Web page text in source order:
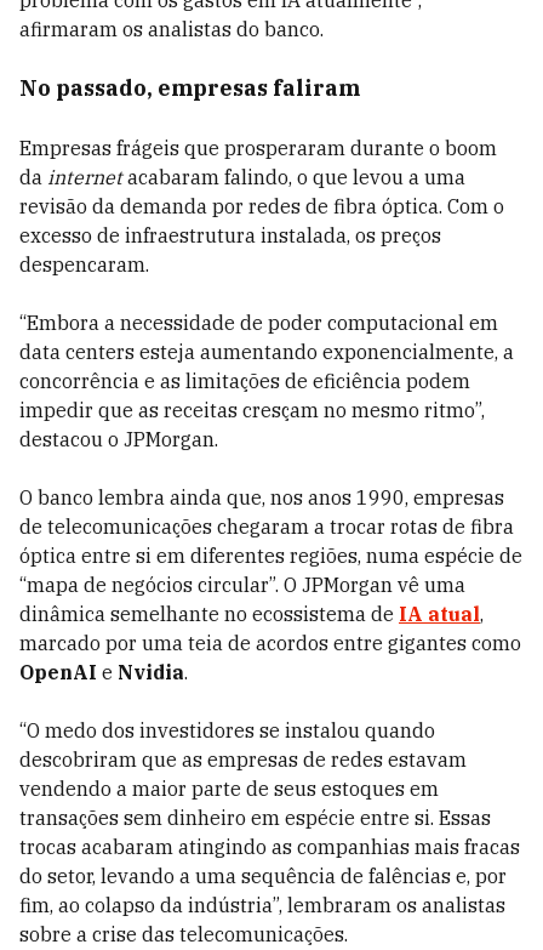
afirmaram os analistas do banco.
No passado, empresas faliram
Empresas frágeis que prosperaram durante o boom
da internetacabaram falindo, o que levou a uma
revisão da demanda por redes de fibra óptica. Com o
excesso de infraestrutura instalada, os preços
despencaram.
“Embora a necessidade de poder computacional em
data centers esteja aumentando exponencialmente, a
concorrência e as limitações de eficiência podem
impedir que as receitas cresçam no mesmo ritmo”,
destacou o JPMorgan.
O banco lembra ainda que, nos anos 1990, empresas
de telecomunicações chegaram a trocar rotas de fibra
óptica entre si em diferentes regiões, numa espécie de
“mapa de negócios circular”. O JPMorgan vê uma
dinâmica semelhante no ecossistema de IA atual,
marcado por uma teia de acordos entre gigantes como
OpenAI e Nvidia.
“O medo dos investidores se instalou quando
descobriram que as empresas de redes estavam
vendendo a maior parte de seus estoques em
transações sem dinheiro em espécie entre si. Essas
trocas acabaram atingindo as companhias mais fracas
do setor, levando a uma sequência de falências e, por
fim, ao colapso da indústria”, lembraram os analistas
sobre a crise das telecomunicações.